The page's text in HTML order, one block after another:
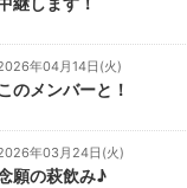
年04月14日(火)
のメンバーと！
年03月24日(火)
願の萩飲み♪